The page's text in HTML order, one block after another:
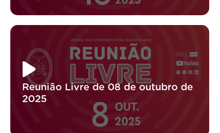
Reunião Livre de 08 de outubro de
2025